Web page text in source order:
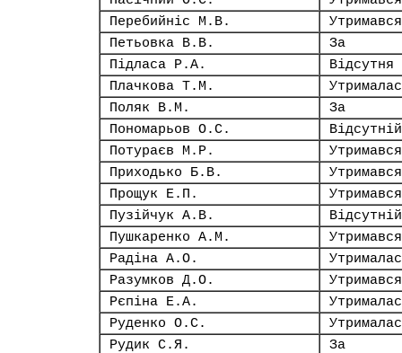
Перебийніс М.В.
Утримався
Петьовка В.В.
За
Підласа Р.А.
Відсутня
Плачкова Т.М.
Поляк В.М.
За
Пономарьов О.С.
Відсутній
Потураєв М.Р.
Утримався
Приходько Б.В.
Утримався
Прощук Е.П.
Утримався
Пузійчук А.В.
Відсутній
Пушкаренко А.М.
Утримався
Радіна А.О.
Разумков Д.О.
Утримався
Рєпіна Е.А.
Руденко О.С.
Рудик С.Я.
За